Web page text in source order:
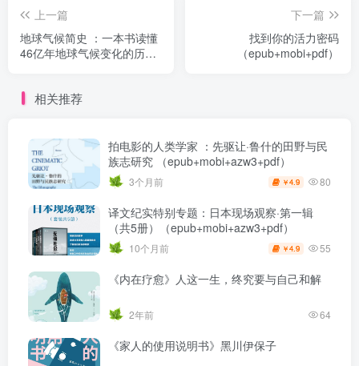
上一篇
地球气候简史 ：一本书读懂
46亿年地球气候变化的历史
下一篇
找到你的活力密码
（epub+mobi+pdf）
相关推荐
拍电影的人类学家 ：先驱让·鲁什的田野与民
族志研究 （epub+mobi+azw3+pdf）
3个月前 ￥4.9 80
译文纪实特别专题：日本现场观察·第一辑
（共5册）（epub+mobi+azw3+pdf）
10个月前 ￥4.9 55
《内在疗愈》人这一生，终究要与自己和解
2年前 64
《家人的使用说明书》黑川伊保子